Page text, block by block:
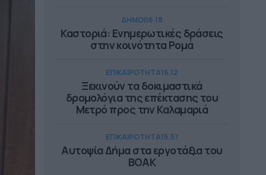
ΔΗΜΟΙ16.18
Καστοριά: Ενημερωτικές δράσεις
στην κοινότητα Ρομά
ΕΠΙΚΑΙΡΟΤΗΤΑ16.12
Ξεκινούν τα δοκιμαστικά
δρομολόγια της επέκτασης του
Μετρό προς την Καλαμαριά
ΕΠΙΚΑΙΡΟΤΗΤΑ15.57
Αυτοψία Δήμα στα εργοτάξια του
ΒΟΑΚ